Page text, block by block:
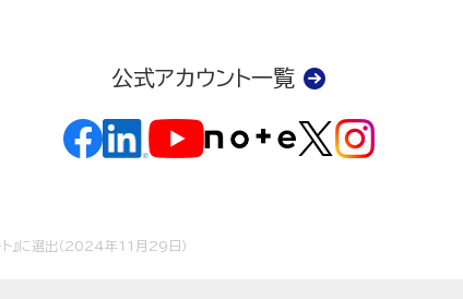
公式アカウント一覧
』に選出（2024年11月29日）